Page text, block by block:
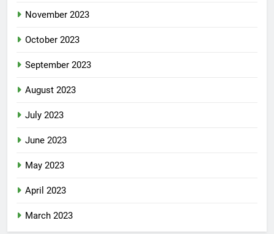
November 2023
October 2023
September 2023
August 2023
July 2023
June 2023
May 2023
April 2023
March 2023